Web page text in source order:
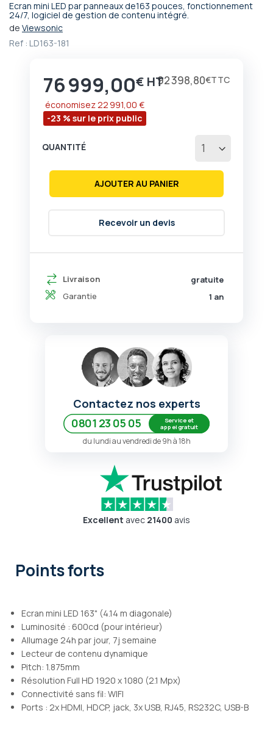
Ecran mini LED par panneaux de163 pouces, fonctionnement
24/7, logiciel de gestion de contenu intégré.
de Viewsonic
Ref : LD163-181
Prix
76 999,00€ 92 398,80€
-23 % sur le prix public
économisez22 991,00 €
Livraison
gratuite
Garantie
1 an
QUANTITÉ
AJOUTER AU PANIER
Recevoir un devis
Passer
au
de
Contactez nos experts
0801 23 05 05
Service et
appel gratuit
du lundi au vendredi de 9h à 18h
Excellent avec 21400 avis
Points forts
Ecran mini LED 163" (4.14 m diagonale)
Luminosité : 600cd (pour intérieur)
Allumage 24h par jour, 7j semaine
Lecteur de contenu dynamique
Pitch: 1.875mm
Résolution Full HD 1920 x 1080 (2.1 Mpx)
Connectivité sans fil: WIFI
Ports : 2x HDMI, HDCP, jack, 3x USB, RJ45, RS232C, USB-B